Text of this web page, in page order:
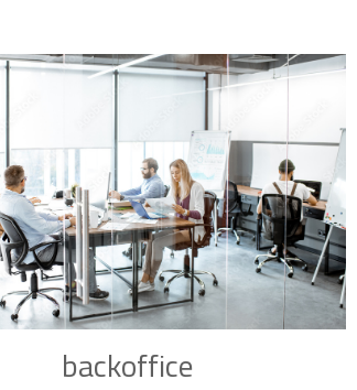
backoffice